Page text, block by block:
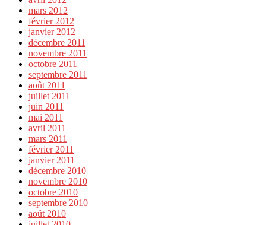
mars 2012
février 2012
janvier 2012
décembre 2011
novembre 2011
octobre 2011
septembre 2011
août 2011
juillet 2011
juin 2011
mai 2011
avril 2011
mars 2011
février 2011
janvier 2011
décembre 2010
novembre 2010
octobre 2010
septembre 2010
août 2010